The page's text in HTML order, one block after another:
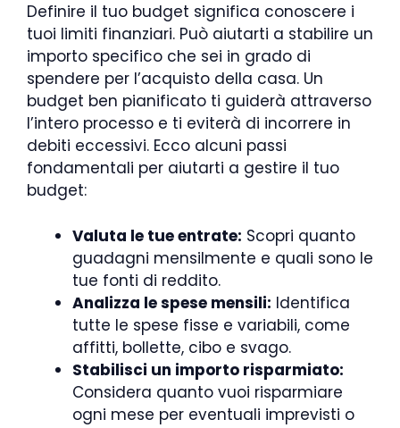
Definire il tuo budget significa conoscere i
tuoi limiti finanziari. Può aiutarti a stabilire un
importo specifico che sei in grado di
spendere per l’acquisto della casa. Un
budget ben pianificato ti guiderà attraverso
l’intero processo e ti eviterà di incorrere in
debiti eccessivi. Ecco alcuni passi
fondamentali per aiutarti a gestire il tuo
budget:
Valuta le tue entrate: Scopri quanto
guadagni mensilmente e quali sono le
tue fonti di reddito.
Analizza le spese mensili: Identifica
tutte le spese fisse e variabili, come
affitti, bollette, cibo e svago.
Stabilisci un importo risparmiato:
Considera quanto vuoi risparmiare
ogni mese per eventuali imprevisti o